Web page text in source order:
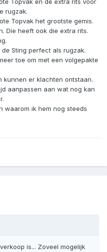
Topvak en de extra rits voor
rugzak.
Topvak het grootste gemis.
Die heeft ook die extra rits.
Sting perfect als rugzak.
toe om met een volgepakte
kunnen er klachten ontstaan.
aanpassen aan wat nog kan
waarom ik hem nog steeds
is... Zoveel mogelijk